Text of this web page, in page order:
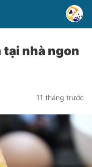
tại nhà ngon
11 tháng trước